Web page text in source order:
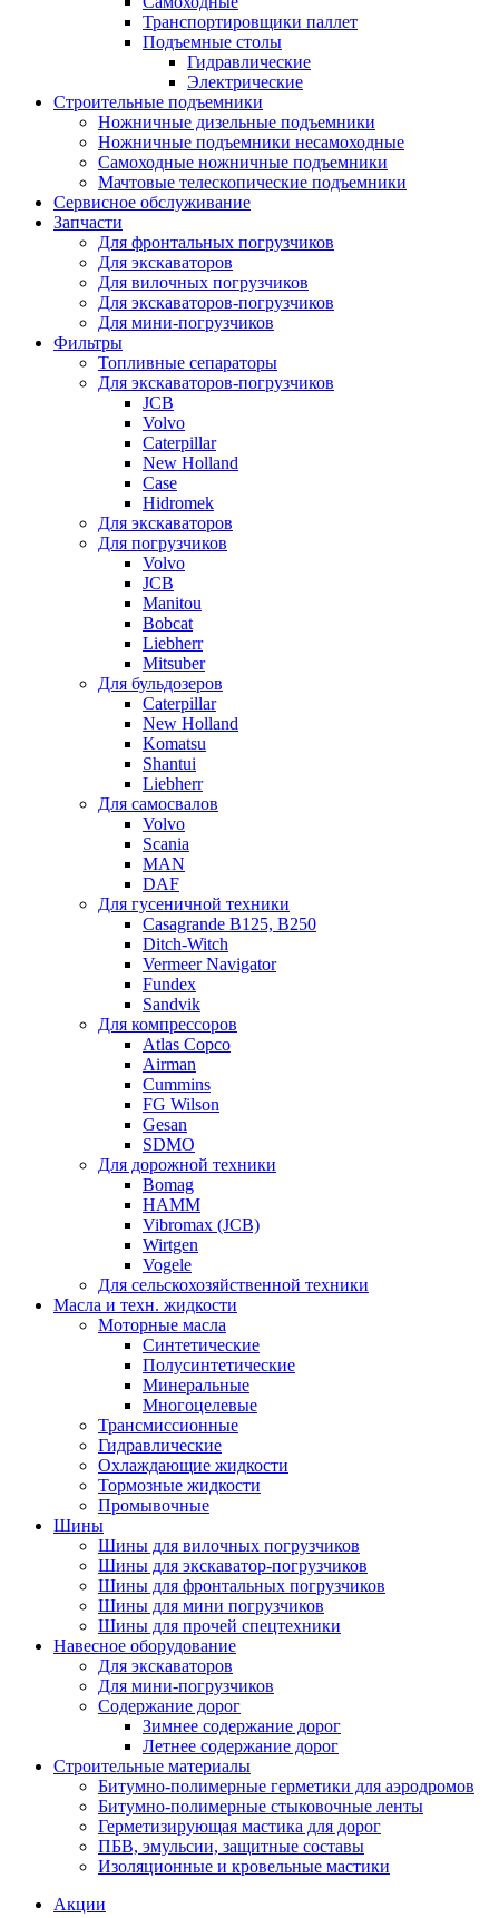
Транспортировщики паллет
Подъемные столы
Гидравлические
Электрические
Строительные подъемники
Ножничные дизельные подъемники
Ножничные подъемники несамоходные
Самоходные ножничные подъемники
Мачтовые телескопические подъемники
Сервисное обслуживание
Запчасти
Для фронтальных погрузчиков
Для экскаваторов
Для вилочных погрузчиков
Для экскаваторов-погрузчиков
Для мини-погрузчиков
Фильтры
Топливные сепараторы
Для экскаваторов-погрузчиков
JCB
Volvo
Caterpillar
New Holland
Case
Hidromek
Для экскаваторов
Для погрузчиков
Volvo
JCB
Manitou
Bobcat
Liebherr
Mitsuber
Для бульдозеров
Caterpillar
New Holland
Komatsu
Shantui
Liebherr
Для самосвалов
Volvo
Scania
MAN
DAF
Для гусеничной техники
Casagrande B125, B250
Ditch-Witch
Vermeer Navigator
Fundex
Sandvik
Для компрессоров
Atlas Copco
Airman
Cummins
FG Wilson
Gesan
SDMO
Для дорожной техники
Bomag
HAMM
Vibromax (JCB)
Wirtgen
Vogele
Для сельскохозяйственной техники
Масла и техн. жидкости
Моторные масла
Синтетические
Полусинтетические
Минеральные
Многоцелевые
Трансмиссионные
Гидравлические
Охлаждающие жидкости
Тормозные жидкости
Промывочные
Шины
Шины для вилочных погрузчиков
Шины для экскаватор-погрузчиков
Шины для фронтальных погрузчиков
Шины для мини погрузчиков
Шины для прочей спецтехники
Навесное оборудование
Для экскаваторов
Для мини-погрузчиков
Содержание дорог
Зимнее содержание дорог
Летнее содержание дорог
Строительные материалы
Битумно-полимерные герметики для аэродромов
Битумно-полимерные стыковочные ленты
Герметизирующая мастика для дорог
ПБВ, эмульсии, защитные составы
Изоляционные и кровельные мастики
Акции